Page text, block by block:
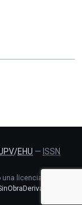
/EHU — ISSN
una licencia
4.0